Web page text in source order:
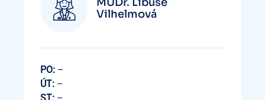
Vilhelmová
PO: –
ÚT: –